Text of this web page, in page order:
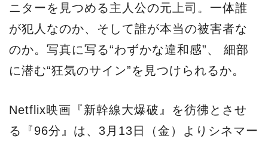
ニターを見つめる主人公の元上司。一体誰
が犯人なのか、そして誰が本当の被害者な
のか。写真に写る“わずかな違和感”、 細部
に潜む“狂気のサイン”を見つけられるか。
Netflix映画『新幹線大爆破』を彷彿とさせ
る『96分』は、3月13日（金）よりシネマー